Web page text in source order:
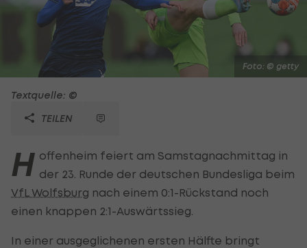
Foto: © getty
Textquelle: ©
TEILEN
H offenheim feiert am Samstagnachmittag in
der 23. Runde der deutschen Bundesliga beim
VfL Wolfsburg nach einem 0:1-Rückstand noch
einen knappen 2:1-Auswärtssieg.
In einer ausgeglichenen ersten Hälfte bringt